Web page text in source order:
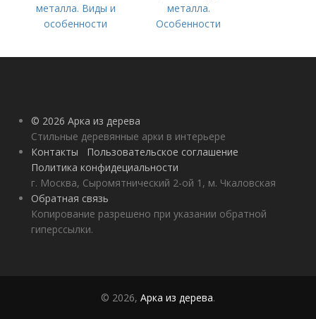
металла. Виды и
особенности
металла.
Особенности
© 2026 Арка из дерева
Стильные деревянные арки в интерьере
Контакты
Пользовательское соглашение
Политика конфидециальности
г. Москва, Сыромятнический 2-ой 1, м. Чкаловская
Обратная связь
Копирование разрешено при указании обратной
гиперссылки.
© 2026, Арка из дерева.